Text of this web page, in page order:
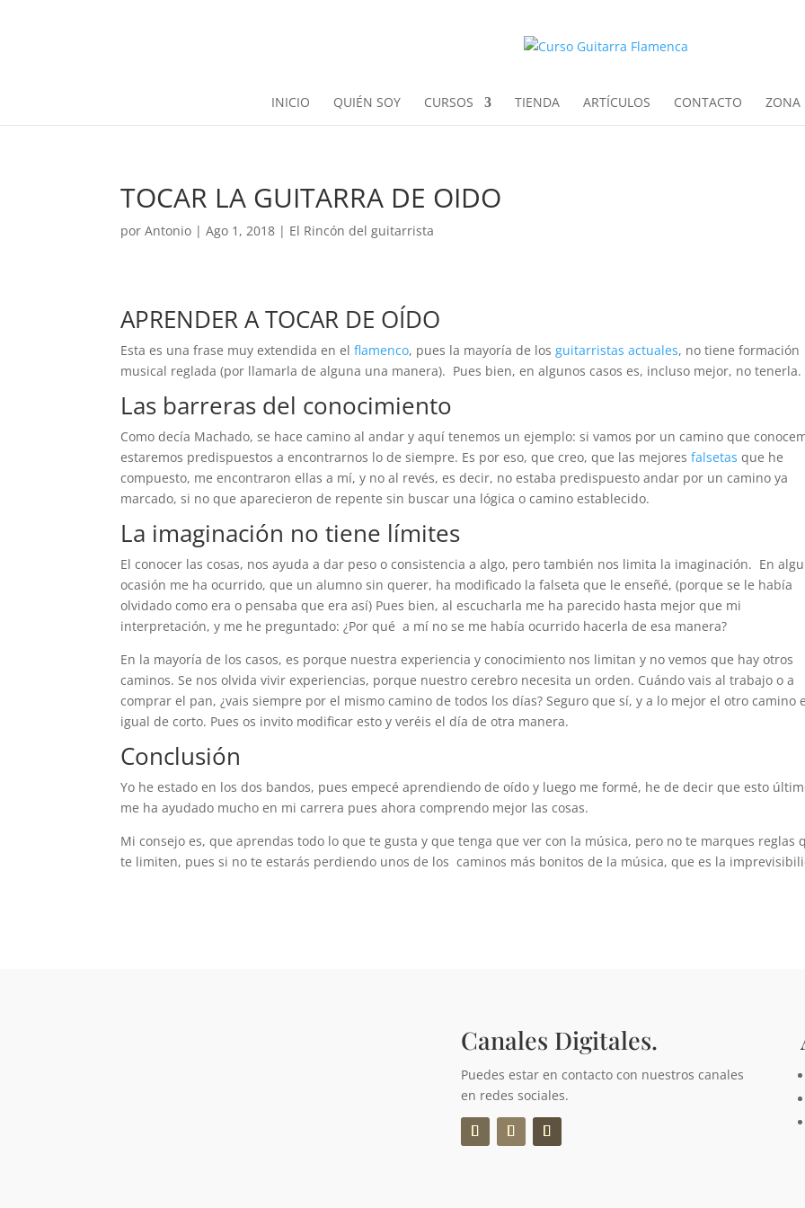
INICIO QUIÉN SOY CURSOS TIENDA ARTÍCULOS CONTACTO ZONA
TOCAR LA GUITARRA DE OIDO
porAntonio |Ago 1, 2018 | El Rincón del guitarrista
APRENDER A TOCAR DE OÍDO
Esta es una frase muy extendida en elflamenco, pues la mayoría de los guitarristas actuales, no tiene formación
musical reglada (por llamarla de alguna una manera). Pues bien, en algunos casos es, incluso mejor, no tenerla.
Las barreras del conocimiento
Como decía Machado, se hace camino al andar y aquí tenemos un ejemplo: si vamos por un camino que
estaremos predispuestos a encontrarnos lo de siempre. Es por eso, que creo, que las mejoresfalsetas que he
compuesto, me encontraron ellas a mí, y no al revés, es decir, no estaba predispuesto andar por un camino ya
marcado, si no que aparecieron de repente sin buscar una lógica o camino establecido.
La imaginación no tiene límites
El conocer las cosas, nos ayuda a dar peso o consistencia a algo, pero también nos limita la imaginación. En
ocasión me ha ocurrido, que un alumno sin querer, ha modificado la falseta que le enseñé, (porque se le había
olvidado como era o pensaba que era así) Pues bien, al escucharla me ha parecido hasta mejor que mi
interpretación, y me he preguntado: ¿Por qué a mí no se me había ocurrido hacerla de esa manera?
En la mayoría de los casos, es porque nuestra experiencia y conocimiento nos limitan y no vemos que hay otros
caminos. Se nos olvida vivir experiencias, porque nuestro cerebro necesita un orden. Cuándo vais al trabajo o a
comprar el pan, ¿vais siempre por el mismo camino de todos los días? Seguro que sí, y a lo mejor el otro camino
igual de corto. Pues os invito modificar esto y veréis el día de otra manera.
Conclusión
Yo he estado en los dos bandos, pues empecé aprendiendo de oído y luego me formé, he de decir que esto
me ha ayudado mucho en mi carrera pues ahora comprendo mejor las cosas.
Mi consejo es, que aprendas todo lo que te gusta y que tenga que ver con la música, pero no te marques reglas
te limiten, pues si no te estarás perdiendo unos de los caminos más bonitos de la música, que es la
Canales Digitales.
Puedes estar en contacto con nuestros canales
en redes sociales.